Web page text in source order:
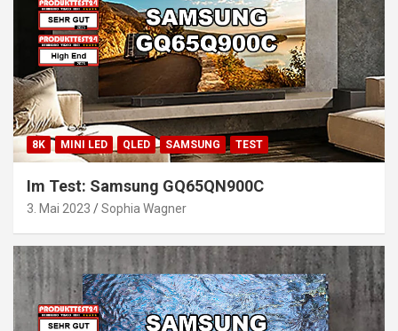
8K MINI LED QLED SAMSUNG TEST
Im Test: Samsung GQ65QN900C
3. Mai 2023 Sophia Wagner